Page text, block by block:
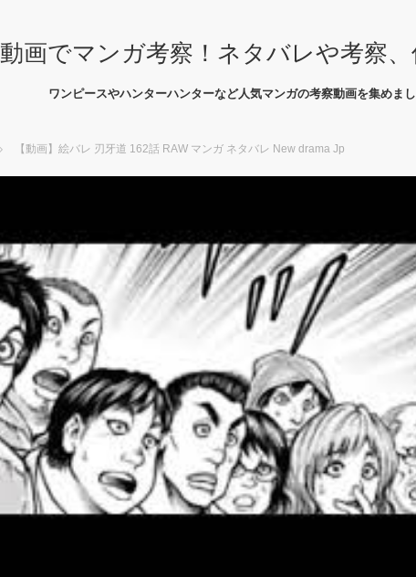
動画でマンガ考察！ネタバレや考察
ワンピースやハンターハンターなど人気マンガの考察動画を集めま
【動画】絵バレ 刃牙道 162話 RAW マンガ ネタバレ New drama Jp